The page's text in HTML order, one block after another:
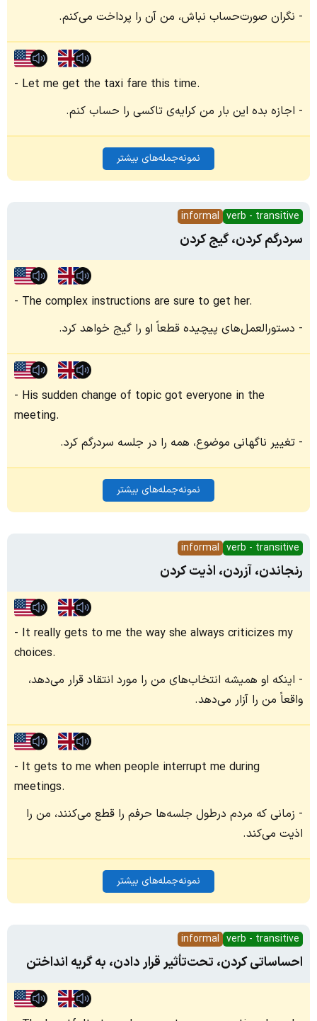
نگران صورت‌حساب نباش، من آن را پرداخت می‌کنم.
Let me get the taxi fare this time.
اجازه بده این بار من کرایه‌ی تاکسی را حساب کنم.
نمونه‌جمله‌های بیشتر
verb - transitive
informal
سردرگم کردن، گیج کردن
The complex instructions are sure to get her.
دستورالعمل‌های پیچیده قطعاً او را گیج خواهد کرد.
His sudden change of topic got everyone in the
meeting.
تغییر ناگهانی موضوع، همه را در جلسه سردرگم کرد.
نمونه‌جمله‌های بیشتر
verb - transitive
informal
رنجاندن، آزردن، اذیت کردن
It really gets to me the way she always criticizes my
choices.
اینکه او همیشه انتخاب‌های من را مورد انتقاد قرار می‌دهد،
واقعاً من را آزار می‌دهد.
It gets to me when people interrupt me during
meetings.
زمانی که مردم درطول جلسه‌ها حرفم را قطع می‌کنند، من را
اذیت می‌کند.
نمونه‌جمله‌های بیشتر
verb - transitive
informal
احساساتی کردن، تحت‌تأثیر قرار دادن، به گریه انداختن